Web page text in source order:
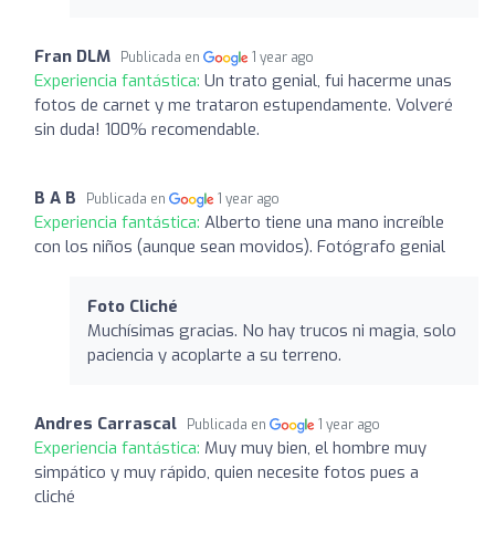
Fran DLM Publicada en 1 year ago
Experiencia fantástica: Un trato genial, fui hacerme unas
fotos de carnet y me trataron estupendamente. Volveré
sin duda! 100% recomendable.
B A B Publicada en 1 year ago
Experiencia fantástica: Alberto tiene una mano increíble
con los niños (aunque sean movidos). Fotógrafo genial
Foto Cliché
Muchísimas gracias. No hay trucos ni magia, solo
paciencia y acoplarte a su terreno.
Andres Carrascal Publicada en 1 year ago
Experiencia fantástica: Muy muy bien, el hombre muy
simpático y muy rápido, quien necesite fotos pues a
cliché